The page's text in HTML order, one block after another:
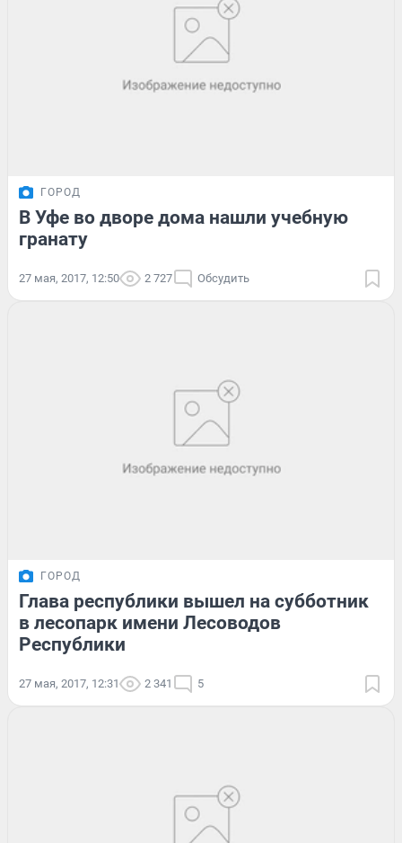
ГОРОД
В Уфе во дворе дома нашли учебную
гранату
27 мая, 2017, 12:50 2 727 Обсудить
ГОРОД
Глава республики вышел на субботник
в лесопарк имени Лесоводов
Республики
27 мая, 2017, 12:31 2 341 5